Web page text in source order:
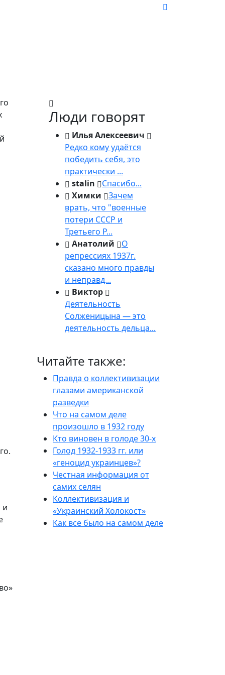
и
Люди говорят
Илья Алексеевич
Редко кому удаётся
победить себя, это
практически ...
stalin
Спасибо...
Химки
Зачем
врать, что "военные
потери СССР и
Третьего Р...
Анатолий
О
репрессиях 1937г.
сказано много правды
и неправд...
Виктор
Деятельность
Солженицына — это
деятельность дельца...
Читайте также:
Правда о коллективизации
глазами американской
разведки
Что на самом деле
произошло в 1932 году
Кто виновен в голоде 30-х
Голод 1932-1933 гг. или
«геноцид украинцев»?
Честная информация от
самих селян
Коллективизация и
«Украинский Холокост»
Как все было на самом деле